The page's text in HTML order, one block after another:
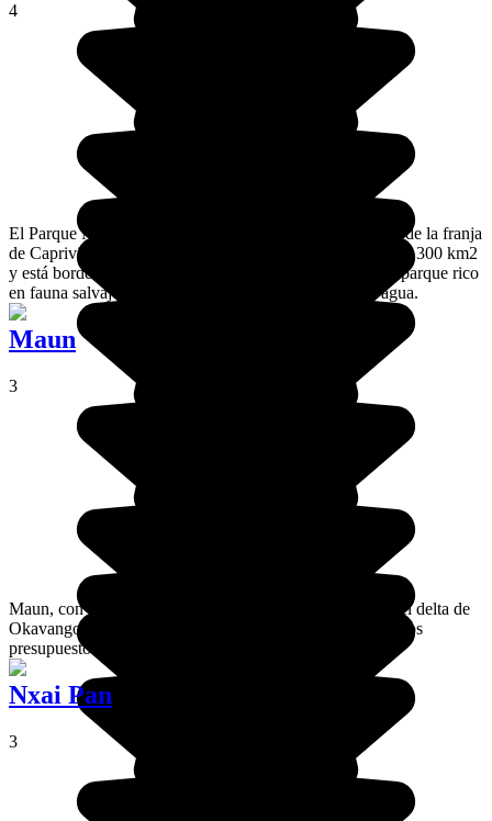
4
El Parque Nacional Bwabwata está ubicado al comienzo de la franja
de Caprivi en Namibia. Creado en 2007, se extiende por 6.300 km2
y está bordeado por los ríos Okavango y Cuando. Es un parque rico
en fauna salvaje que se puede ver fácilmente desde el agua.
Maun
3
Maun, con sus 60.000 habitantes es la ciudad principal del delta de
Okavango. Se pueden encontrar alojamientos para todos los
presupuestos y es fácil llegar en autobús o avión.
Nxai Pan
3